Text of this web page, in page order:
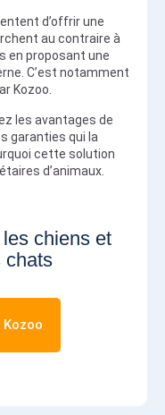
d’offrir une
au contraire à
en proposant une
C’est notamment
Kozoo.
les avantages de
garanties qui la
cette solution
d’animaux.
chiens et
chats